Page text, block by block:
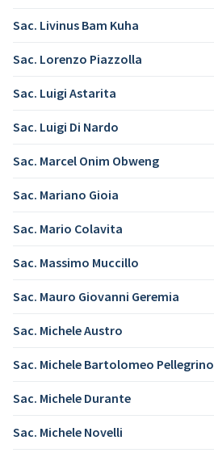
Sac. Livinus Bam Kuha
Sac. Lorenzo Piazzolla
Sac. Luigi Astarita
Sac. Luigi Di Nardo
Sac. Marcel Onim Obweng
Sac. Mariano Gioia
Sac. Mario Colavita
Sac. Massimo Muccillo
Sac. Mauro Giovanni Geremia
Sac. Michele Austro
Sac. Michele Bartolomeo Pellegrino
Sac. Michele Durante
Sac. Michele Novelli